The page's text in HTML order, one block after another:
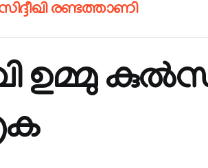
രണ്ടത്താണി
ഉമ്മു